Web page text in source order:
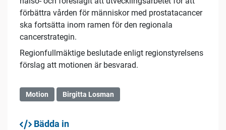
förbättra vården för människor med prostatacancer
ska fortsätta inom ramen för den regionala
cancerstrategin.
Regionfullmäktige beslutade enligt regionstyrelsens
förslag att motionen är besvarad.
Motion Birgitta Losman
Bädda in